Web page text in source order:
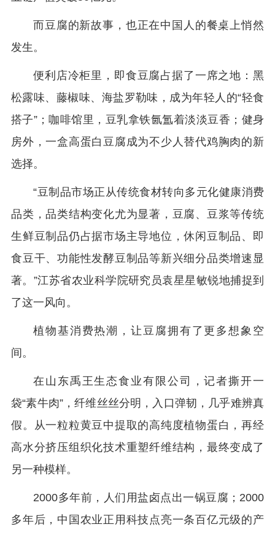
而豆腐的新故事，也正在中国人的餐桌上悄然
发生。
便利店冷柜里，即食豆腐占据了一席之地：黑
松露味、藤椒味、海盐罗勒味，成为年轻人的“轻食
搭子”；咖啡馆里，豆乳拿铁氤氲着淡淡豆香；健身
房外，一盒高蛋白豆腐成为不少人替代鸡胸肉的新
选择。
“豆制品市场正从传统食材转向多元化健康消费
品类，品类结构变化尤为显著，豆腐、豆浆等传统
生鲜豆制品仍占据市场主导地位，休闲豆制品、即
食豆干、功能性发酵豆制品等新兴细分品类增速显
著。”江苏省农业科学院研究员袁星星敏锐地捕捉到
了这一风向。
植物基消费热潮，让豆腐拥有了更多想象空
间。
在山东禹王生态食业有限公司，记者撕开一
袋“素牛肉”，纤维丝丝分明，入口弹韧，几乎难辨真
假。从一粒粒黄豆中提取的高纯度植物蛋白，再经
高水分挤压组织化技术重塑纤维结构，最终变成了
另一种模样。
2000多年前，人们用盐卤点出一锅豆腐；2000
多年后，中国农业正用科技点亮一条百亿元级的产